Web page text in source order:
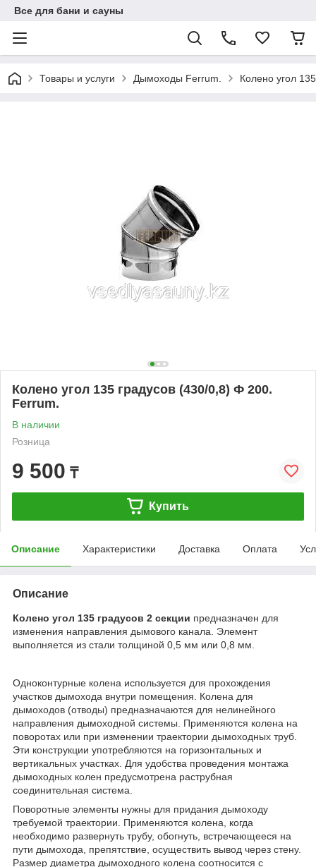
Все для бани и сауны
Товары и услуги Дымоходы Ferrum. Колено угол
Колено угол 135 градусов (430/0,8) Ф 200.
Ferrum.
В наличии
Розница
9 500 ₸
Купить
Описание Характеристики Доставка Оплата
Описание
Колено угол 135 градусов 2 секции предназначен для
изменения направления дымового канала. Элемент
выполняется из стали толщиной 0,5 мм или 0,8 мм.
Одноконтурные колена используется для прохождения
участков дымохода внутри помещения. Колена для
дымоходов (отводы) предназначаются для нелинейного
направления дымоходной системы. Применяются колена на
поворотах или при изменении траектории дымоходных труб.
Эти конструкции употребляются на горизонтальных и
вертикальных участках. Для удобства проведения монтажа
дымоходных колен предусмотрена раструбная
соединительная система.
Поворотные элементы нужны для придания дымоходу
требуемой траектории. Применяются колена, когда
необходимо развернуть трубу, обогнуть, встречающееся на
пути дымохода, препятствие, осуществить вывод через стену.
Размер диаметра дымоходного колена соотносится с